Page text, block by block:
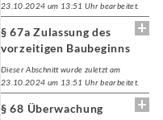
23.10.2024 um 13:51 Uhr bearbeitet.
§ 67a Zulassung des
vorzeitigen Baubeginns
Dieser Abschnitt wurde zuletzt am
23.10.2024 um 13:51 Uhr bearbeitet.
§ 68 Überwachung